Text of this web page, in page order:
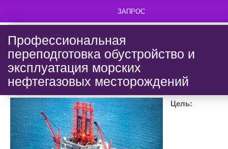
ЗАПРОС
Профессиональная
переподготовка обустройство и
эксплуатация морских
нефтегазовых месторождений
Цель: